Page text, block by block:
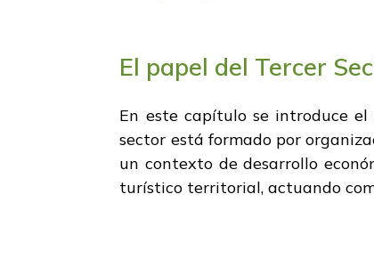
El papel del Tercer
En este capítulo se introduce
sector está formado por
un contexto de desarrollo
turístico territorial, actuando